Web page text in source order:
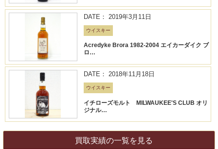
DATE： 2019年3月11日
ウイスキー
Acredyke Brora 1982-2004 エイカーダイク ブ
ロ…
DATE： 2018年11月18日
ウイスキー
イチローズモルト MILWAUKEE'S CLUB オリ
ジナル…
買取実績の一覧を見る